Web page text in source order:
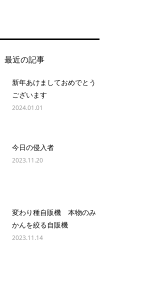
最近の記事
新年あけましておめでとう
ございます
2024.01.01
今日の侵入者
2023.11.20
変わり種自販機 本物のみ
かんを絞る自販機
2023.11.14